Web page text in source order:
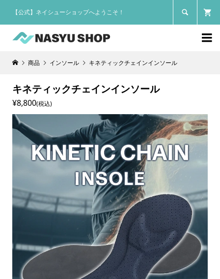
【公式】ネイシューショップへようこそ！ 

商品 インソール キネティックチェインインソール
キネティックチェインインソール
¥8,800(税込)